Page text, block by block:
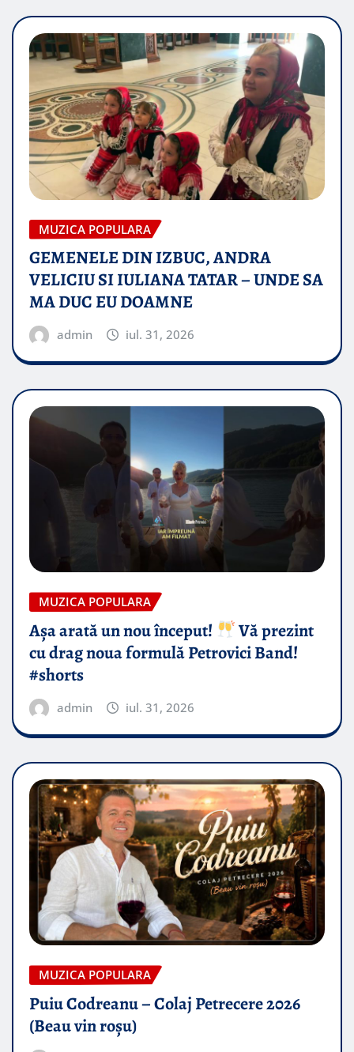
MUZICA POPULARA
GEMENELE DIN IZBUC, ANDRA
VELICIU SI IULIANA TATAR – UNDE SA
MA DUC EU DOAMNE
admin iul. 31, 2026
MUZICA POPULARA
Așa arată un nou început!
Vă prezint
cu drag noua formulă Petrovici Band!
#shorts
admin iul. 31, 2026
MUZICA POPULARA
Puiu Codreanu – Colaj Petrecere 2026
(Beau vin roșu)